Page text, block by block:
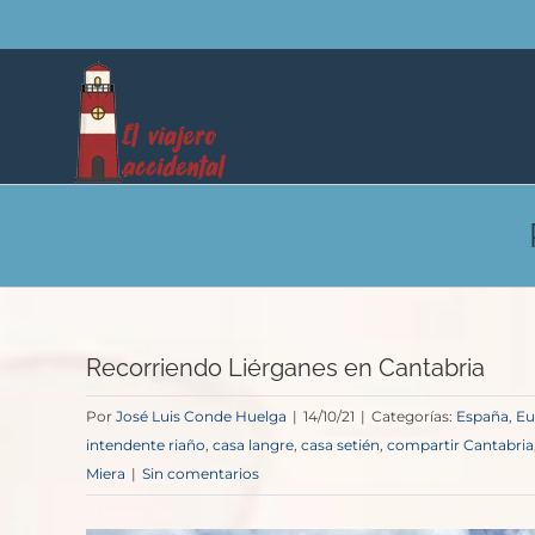
al
contenido
Recorriendo Liérganes en Cantabria
Por José Luis Conde Huelga | 14/10/21 | Categorías: España,
intendente riaño, casa langre, casa setién, compartir Cantabria
Miera | Sin comentarios